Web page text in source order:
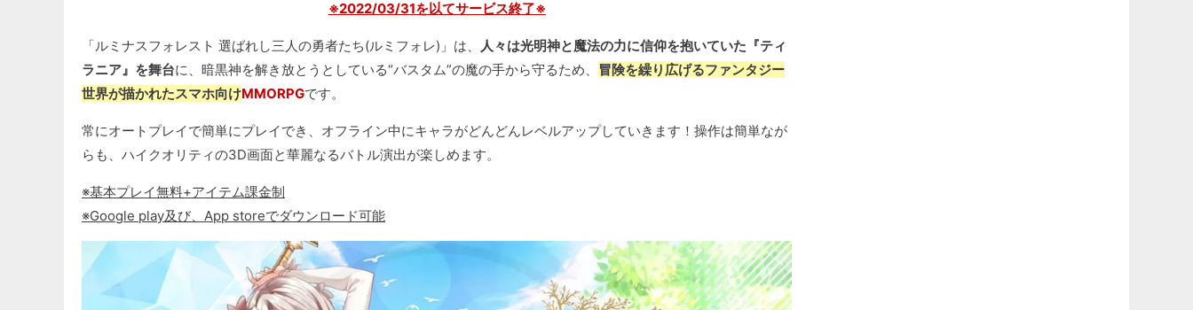
※2022/03/31を以てサービス終了※
「ルミナスフォレスト 選ばれし三人の勇者たち(ルミフォレ)」は、
人々は光明神と魔法の力に信仰を抱いていた『ティ
ラニア』を舞台に、暗黒神を解き放とうとしている“バスタム”の魔の手から守るため、
冒険を繰り広げるファンタジー
世界が描かれたスマホ向けMMORPGです。
常にオートプレイで簡単にプレイでき、オフライン中にキャラがどんどんレベルアップしていきます！操作は簡単なが
らも、ハイクオリティの3D画面と華麗なるバトル演出が楽しめます。
※基本プレイ無料+アイテム課金制
※Google play及び、App storeでダウンロード可能